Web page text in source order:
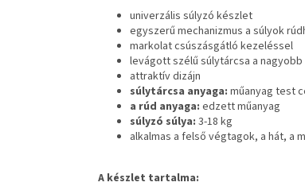
univerzális súlyzó készlet
egyszerű mechanizmus a súlyok
markolat csúszásgátló kezeléssel
levágott szélű súlytárcsa a
attraktív dizájn
súlytárcsa anyaga: műanyag test
a rúd anyaga: edzett műanyag
súlyzó súlya: 3-18 kg
alkalmas a felső végtagok, a hát, a
A készlet tartalma: